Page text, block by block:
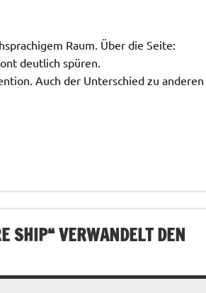
Raum. Über die Seite:
deutlich spüren.
Auch der Unterschied zu anderen
SHIP“ VERWANDELT DEN